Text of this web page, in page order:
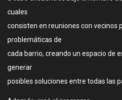
cuales
consisten en reuniones con vecinos
problemáticas de
cada barrio, creando un espacio de
generar
posibles soluciones entre todas las